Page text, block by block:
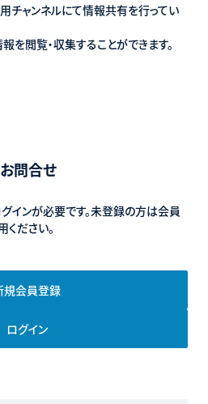
チャンネルにて情報共有を行ってい
を閲覧・収集することができます。
問合せ
インが必要です。未登録の方は会員
ださい。
規会員登録
ログイン